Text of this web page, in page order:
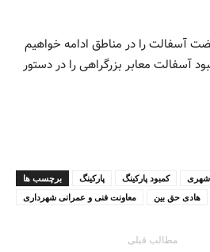
آسفالت را در مناطق ادامه خواهیم
۳ رویکرد بهبود آسفالت معابر بزرگراهی را در دستور
برچسب ها پارکینگ کمبود پارکینگ
شهری
معاونت فنی و عمرانی شهرداری
هادی حق بین
مطالب قبلی